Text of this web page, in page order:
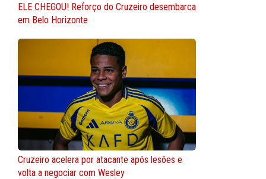
ELE CHEGOU! Reforço do Cruzeiro desembarca
em Belo Horizonte
Cruzeiro acelera por atacante após lesões e
volta a negociar com Wesley